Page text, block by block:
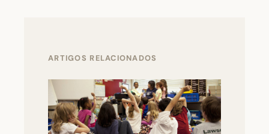
ARTIGOS RELACIONADOS